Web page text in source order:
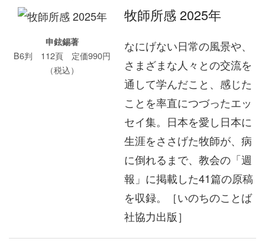
申鉉錫著
B6判 112頁 定価990円
（税込）
牧師所感 2025年
なにげない日常の風景や、
さまざまな人々との交流を
通して学んだこと、感じた
ことを率直につづったエッ
セイ集。日本を愛し日本に
生涯をささげた牧師が、病
に倒れるまで、教会の「週
報」に掲載した41篇の原稿
を収録。［いのちのことば
社協力出版］